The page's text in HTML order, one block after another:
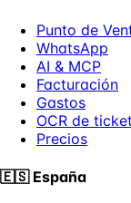
Punto de
WhatsApp
AI & MCP
Facturación
Gastos
OCR de
Precios
🇪🇸 España